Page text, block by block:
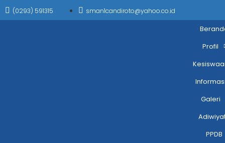
(0293) 591315 sman1candiroto@yahoo.co.id
Profil
Galeri
PPDB